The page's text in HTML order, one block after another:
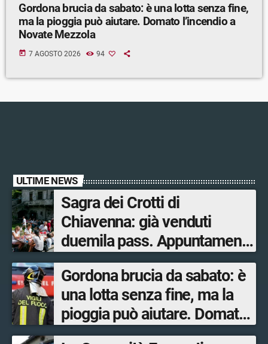
Gordona brucia da sabato: è una lotta senza fine,
ma la pioggia può aiutare. Domato l’incendio a
Novate Mezzola
today 7 AGOSTO 2026 94
ULTIME NEWS
Sagra dei Crotti di
Chiavenna: già venduti
duemila pass. Appuntamento
il 5-6 e il 12-13 settembre.
Gordona brucia da sabato: è
una lotta senza fine, ma la
pioggia può aiutare. Domato
l’incendio a Novate Mezzola